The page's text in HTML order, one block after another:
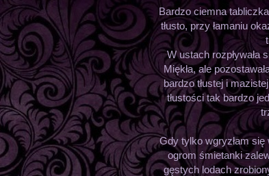
Bardzo ciemna
tłusto, przy łamaniu
W ustach rozpływała
Miękła, ale
bardzo tłustej i
tłustości tak bardzo
Gdy tylko wgryzłam
ogrom śmietanki
gęstych lodach